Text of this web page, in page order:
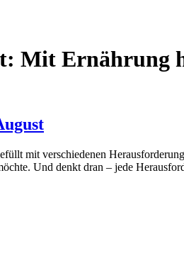
Mit Ernährung
mit verschiedenen
Und denkt dran – jede